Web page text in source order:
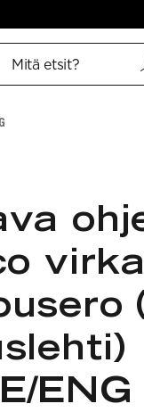
Mitä etsit?
ENG